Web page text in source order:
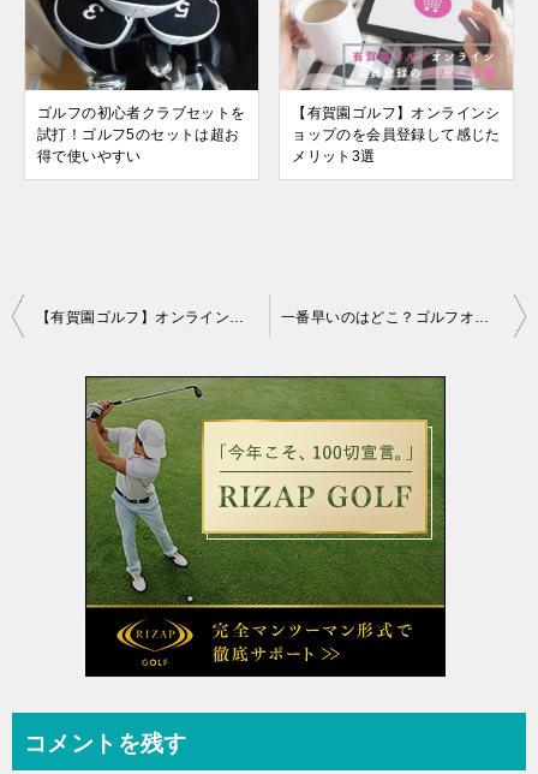
ゴルフの初心者クラブセットを
試打！ゴルフ5のセットは超お
得で使いやすい
【有賀園ゴルフ】オンラインシ
ョップのを会員登録して感じた
メリット3選
投
コメントを残す